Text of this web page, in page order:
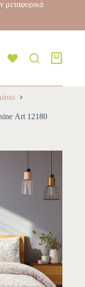
μεταφορικά
Αrt 12180